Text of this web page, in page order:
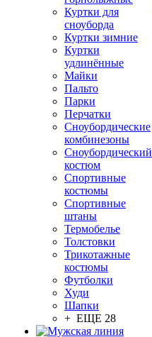
Куртки для
сноуборда
Куртки зимние
Куртки
удлинённые
Майки
Пальто
Парки
Перчатки
Сноубордические
комбинезоны
Сноубордический
костюм
Спортивные
костюмы
Спортивные
штаны
Термобелье
Толстовки
Трикотажные
костюмы
Футболки
Худи
Шапки
+ ЕЩЕ 28